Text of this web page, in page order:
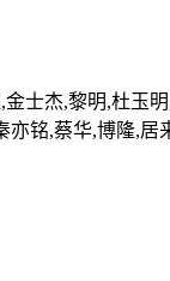
士杰,黎明,杜
铭,蔡华,博隆,